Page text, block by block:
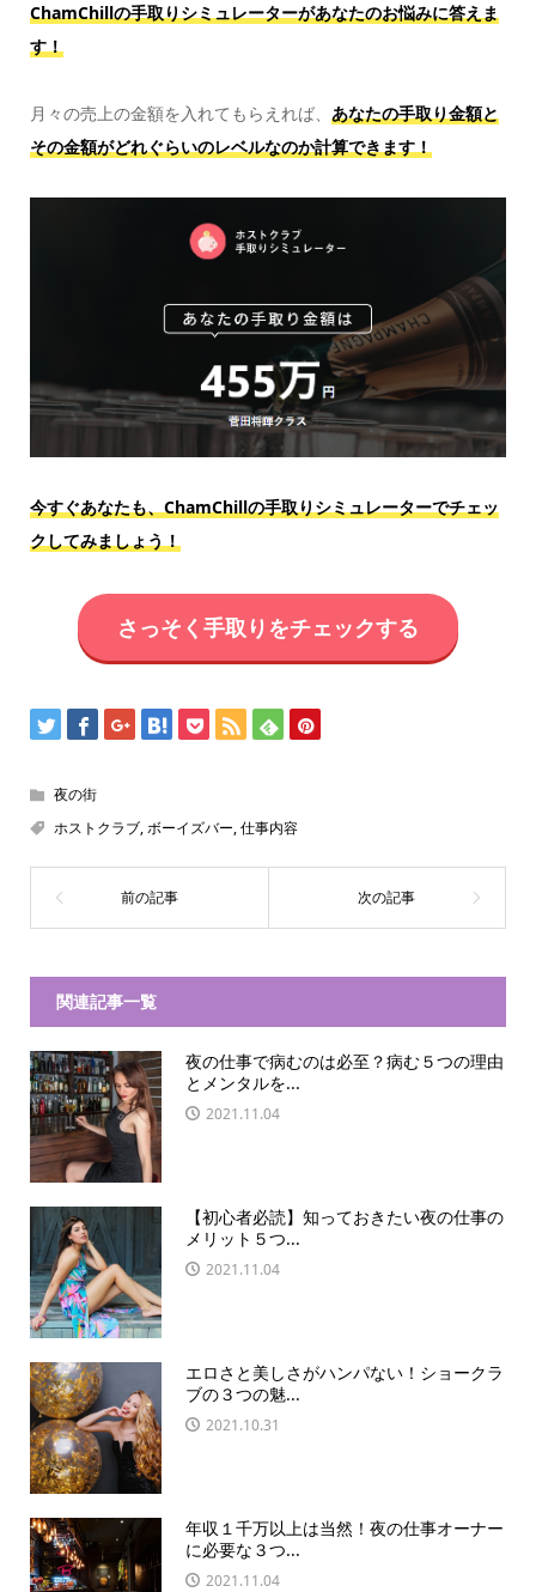
ChamChillの手取りシミュレーターがあなたのお悩みに答えま
す！
月々の売上の金額を入れてもらえれば、 あなたの手取り金額と
その金額がどれぐらいのレベルなのか計算できます！
今すぐあなたも、ChamChillの手取りシミュレーターでチェッ
クしてみましょう！
さっそく手取りをチェックする
夜の街
ホストクラブ,ボーイズバー,仕事内容
関連記事一覧
夜の仕事で病むのは必至？病む５つの理由
とメンタルを...
2021.11.04
【初心者必読】知っておきたい夜の仕事の
メリット５つ...
2021.11.04
エロさと美しさがハンパない！ショークラ
ブの３つの魅...
2021.10.31
年収１千万以上は当然！夜の仕事オーナー
に必要な３つ...
2021.11.04